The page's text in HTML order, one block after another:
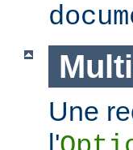
Une
l'